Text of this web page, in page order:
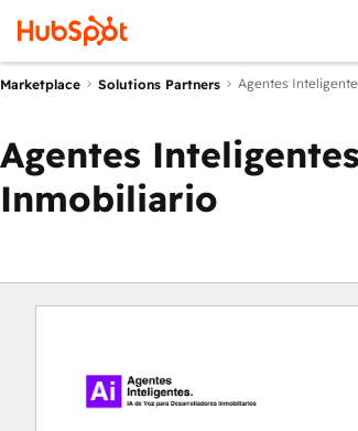
Marketplace Solutions Partners Agentes
Agentes
Inmobiliario